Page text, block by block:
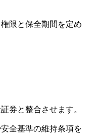
限と保全期間を定め
券と整合させます。
全基準の維持条項を